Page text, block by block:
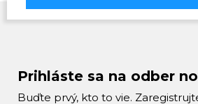
Prihláste sa na odber
Buďte prvý, kto to vie.